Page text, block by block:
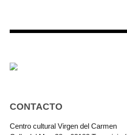
CONTACTO
Centro cultural Virgen del Carmen